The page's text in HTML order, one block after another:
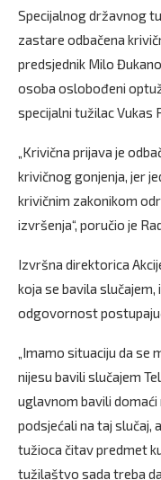
Specijalnog državnog
zastare odbačena
predsjednik Milo
osoba oslobođeni
specijalni tužilac Vukas
„Krivična prijava je
krivičnog gonjenja, jer
krivičnim zakonikom
izvršenja“, poručio je
Izvršna direktorica
koja se bavila
odgovornost
„Imamo situaciju da se
nijesu bavili slučajem
uglavnom bavili domaći
podsjećali na taj slučaj,
tužioca čitav predmet
tužilaštvo sada treba